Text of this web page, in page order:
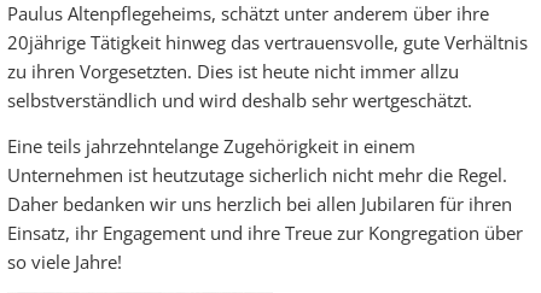
Paulus Altenpflegeheims, schätzt unter anderem über ihre
20jährige Tätigkeit hinweg das vertrauensvolle, gute Verhältnis
zu ihren Vorgesetzten. Dies ist heute nicht immer allzu
selbstverständlich und wird deshalb sehr wertgeschätzt.
Eine teils jahrzehntelange Zugehörigkeit in einem
Unternehmen ist heutzutage sicherlich nicht mehr die Regel.
Daher bedanken wir uns herzlich bei allen Jubilaren für ihren
Einsatz, ihr Engagement und ihre Treue zur Kongregation über
so viele Jahre!